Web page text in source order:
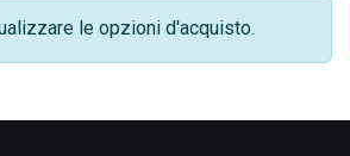
le opzioni d'acquisto.